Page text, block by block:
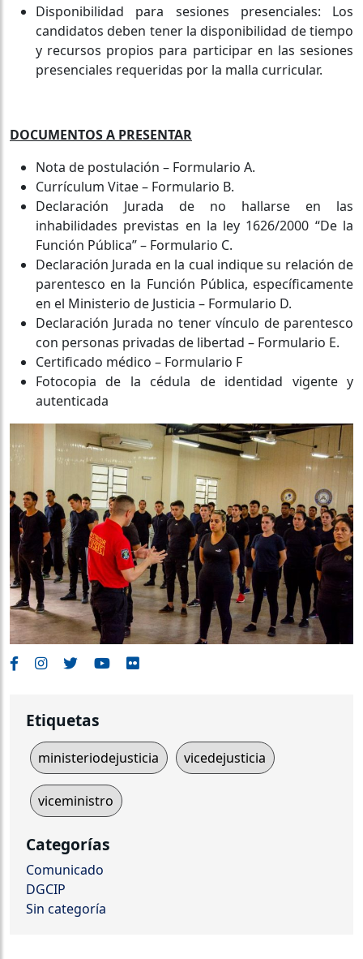
Disponibilidad para sesiones presenciales: Los
candidatos deben tener la disponibilidad de tiempo
y recursos propios para participar en las sesiones
presenciales requeridas por la malla curricular.
DOCUMENTOS A PRESENTAR
Nota de postulación – Formulario A.
Currículum Vitae – Formulario B.
Declaración Jurada de no hallarse en las
inhabilidades previstas en la ley 1626/2000 “De la
Función Pública” – Formulario C.
Declaración Jurada en la cual indique su relación de
parentesco en la Función Pública, específicamente
en el Ministerio de Justicia – Formulario D.
Declaración Jurada no tener vínculo de parentesco
con personas privadas de libertad – Formulario E.
Certificado médico – Formulario F
Fotocopia de la cédula de identidad vigente y
autenticada
Etiquetas
ministeriodejusticia vicedejusticia
viceministro
Categorías
Comunicado
DGCIP
Sin categoría